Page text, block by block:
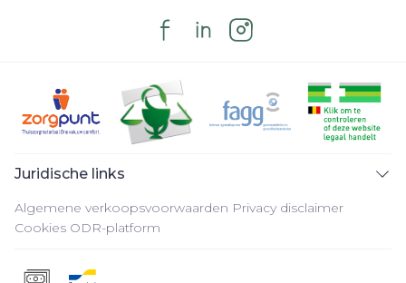
Juridische links
Algemene verkoopsvoorwaarden Privacy disclaimer
Cookies ODR-platform